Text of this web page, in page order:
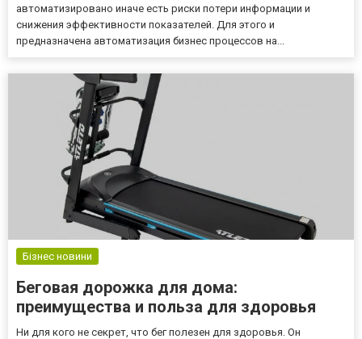
автоматизировано иначе есть риски потери информации и
снижения эффективности показателей. Для этого и
предназначена автоматизация бизнес процессов на...
Бізнес новини
Беговая дорожка для дома:
преимущества и польза для здоровья
Ни для кого не секрет, что бег полезен для здоровья. Он